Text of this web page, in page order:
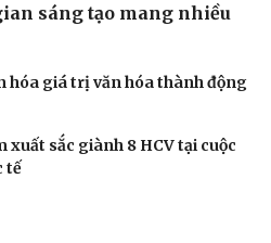
sáng tạo mang nhiều
hóa giá trị văn hóa thành động
xuất sắc giành 8 HCV tại cuộc
tế